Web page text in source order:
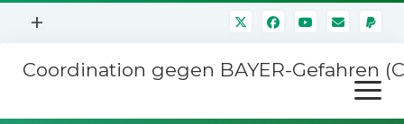
Menü
+
Mitmachen
Coordination gegen BAYER-Gefahren
Menü
öffnen